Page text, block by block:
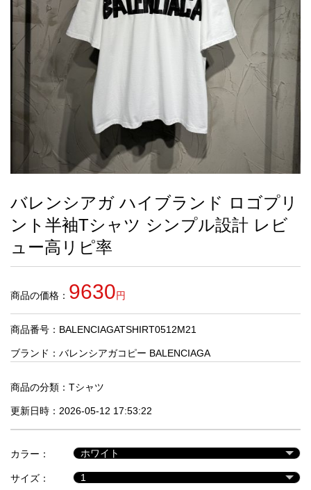
管
理
せ2026人気特集
バッグ
財布
時計
服
ズボン
衣装セット
靴
住まい用品
アクセサリー
ベルト
スカーフ
アイフォーンケ
ース
小物
す
め
商
人
気
商
セ
ル
品
バレンシアガ ハイブランド ロゴプリ
ント半袖Tシャツ シンプル設計 レビ
ュー高リピ率
商品の価格： 9630円
商品番号：BALENCIAGATSHIRT0512M21
ブランド： バレンシアガコピー BALENCIAGA
商品の分類： Tシャツ
更新日時：2026-05-12 17:53:22
カラー：
サイズ：